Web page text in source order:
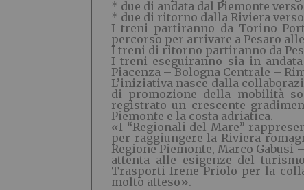
* due di andata dal Piemonte
* due di ritorno dalla Riviera
I treni partiranno da Torino
percorso per arrivare a Pesaro alle
I treni di ritorno partiranno da
I treni eseguiranno sia in
Piacenza – Bologna Centrale –
L’iniziativa nasce dalla
di promozione della mobilità
registrato un crescente
Piemonte e la costa adriatica.
«I “Regionali del Mare”
per raggiungere la Riviera
Regione Piemonte, Marco
attenta alle esigenze del
Trasporti Irene Priolo per la
molto atteso».